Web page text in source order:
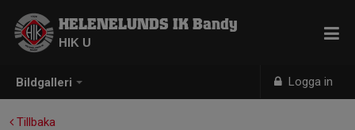
Bildgalleri Logga in
HELENELUNDS IK Bandy
HIK U
Tillbaka